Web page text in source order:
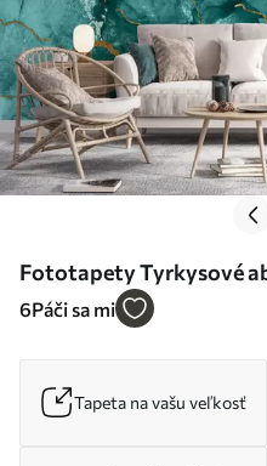
Fototapety Tyrkysové
mramor, tekutina Nr.
6Páči sa mi
Tapeta na vašu veľkosť